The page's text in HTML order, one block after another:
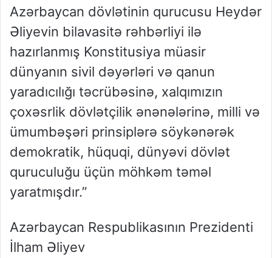
Azərbaycan dövlətinin qurucusu Heydər
Əliyevin bilavasitə rəhbərliyi ilə
hazırlanmış Konstitusiya müasir
dünyanın sivil dəyərləri və qanun
yaradıcılığı təcrübəsinə, xalqımızın
çoxəsrlik dövlətçilik ənənələrinə, milli və
ümumbəşəri prinsiplərə söykənərək
demokratik, hüquqi, dünyəvi dövlət
quruculuğu üçün möhkəm təməl
yaratmışdır.”
Azərbaycan Respublikasının Prezidenti
İlham Əliyev